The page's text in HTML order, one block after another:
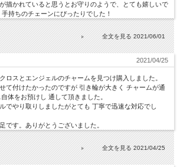
描かれていると思うとお守りのようで、とても嬉しいで
持ちのチェーンにぴったりでした！
2021/06/01
2021/04/25
ロスとエンジェルのチャームを見つけ購入しました。
て付けたかったのですが 引き輪が大きく チャームが通
体をお預けし 通して頂きました。
でやり取りしましたがとても 丁寧で迅速な対応でし
です。ありがとうございました。
2021/04/25